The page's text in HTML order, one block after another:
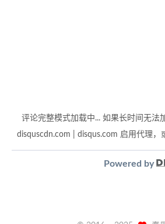
评论完整模式加载中... 如果长时间无法
disquscdn.com | disqus.com 启用代理，
Powered by